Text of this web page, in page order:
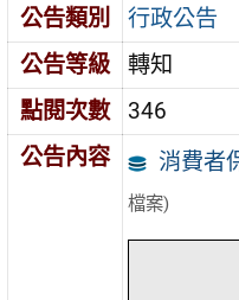
公告類別
行政公告
公告等級
轉知
點閱次數
346
公告內容
消費者
檔案)